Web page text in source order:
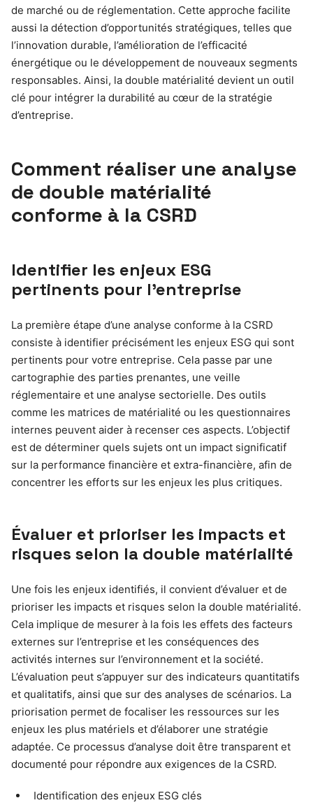
de marché ou de réglementation. Cette approche facilite
aussi la détection d’opportunités stratégiques, telles que
l’innovation durable, l’amélioration de l’efficacité
énergétique ou le développement de nouveaux segments
responsables. Ainsi, la double matérialité devient un outil
clé pour intégrer la durabilité au cœur de la stratégie
d’entreprise.
Comment réaliser une analyse
de double matérialité
conforme à la CSRD
Identifier les enjeux ESG
pertinents pour l’entreprise
La première étape d’une analyse conforme à la CSRD
consiste à identifier précisément les enjeux ESG qui sont
pertinents pour votre entreprise. Cela passe par une
cartographie des parties prenantes, une veille
réglementaire et une analyse sectorielle. Des outils
comme les matrices de matérialité ou les questionnaires
internes peuvent aider à recenser ces aspects. L’objectif
est de déterminer quels sujets ont un impact significatif
sur la performance financière et extra-financière, afin de
concentrer les efforts sur les enjeux les plus critiques.
Évaluer et prioriser les impacts et
risques selon la double matérialité
Une fois les enjeux identifiés, il convient d’évaluer et de
prioriser les impacts et risques selon la double matérialité.
Cela implique de mesurer à la fois les effets des facteurs
externes sur l’entreprise et les conséquences des
activités internes sur l’environnement et la société.
L’évaluation peut s’appuyer sur des indicateurs quantitatifs
et qualitatifs, ainsi que sur des analyses de scénarios. La
priorisation permet de focaliser les ressources sur les
enjeux les plus matériels et d’élaborer une stratégie
adaptée. Ce processus d’analyse doit être transparent et
documenté pour répondre aux exigences de la CSRD.
Identification des enjeux ESG clés